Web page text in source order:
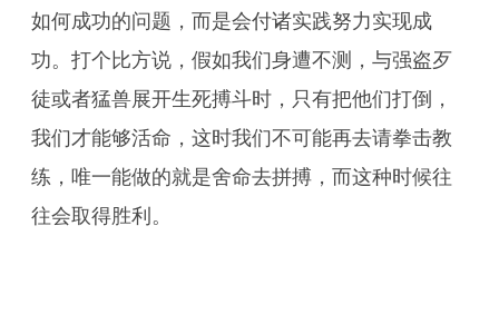
如何成功的问题，而是会付诸实践努力实现成
功。打个比方说，假如我们身遭不测，与强盗歹
徒或者猛兽展开生死搏斗时，只有把他们打倒，
我们才能够活命，这时我们不可能再去请拳击教
练，唯一能做的就是舍命去拼搏，而这种时候往
往会取得胜利。